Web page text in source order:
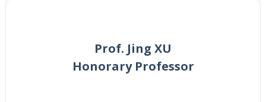
Prof. Jing XU
Honorary Professor